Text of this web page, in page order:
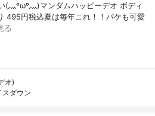
(灬ºωº灬)マンダムハッピーデオ ボディ
495円税込夏は毎年これ！！パケも可愛
る
オ)
スダウン